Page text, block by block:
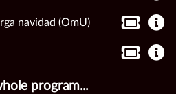
navidad (OmU)
program...